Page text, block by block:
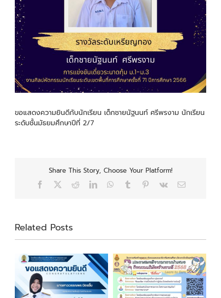
ขอแสดงความยินดีกับนักเรียน เด็กชายนัฐนนท์ ศรีพรงาม นักเรียน
ระดับชั้นมัธยมศึกษาปีที่ 2/7
Share This Story, Choose Your Platform!
Facebook RedditLinkedInWhatsApp
Tumblr Pinterest
Vk Email
Related Posts